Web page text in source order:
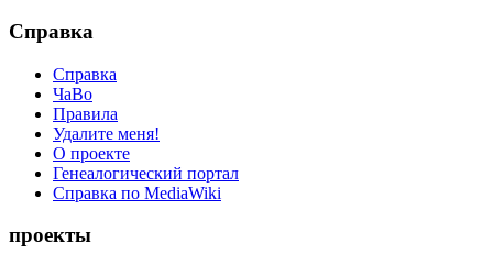
Справка
Справка
ЧаВо
Правила
Удалите меня!
О проекте
Генеалогический портал
Справка по MediaWiki
проекты